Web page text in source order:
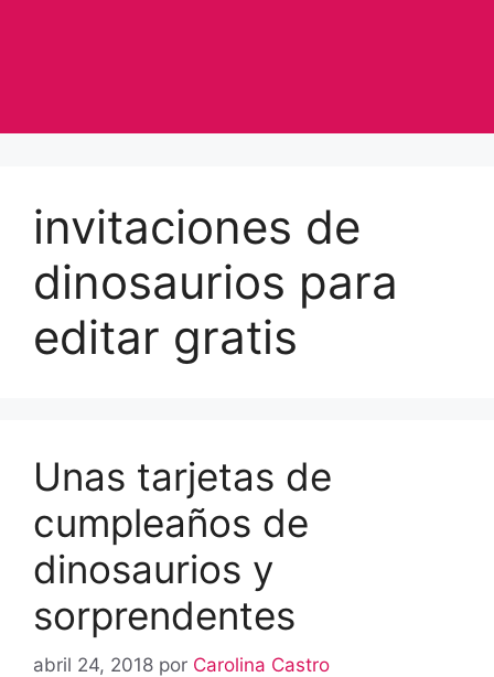
invitaciones de
dinosaurios para
editar gratis
Unas tarjetas de
cumpleaños de
dinosaurios y
sorprendentes
abril 24, 2018 por Carolina Castro